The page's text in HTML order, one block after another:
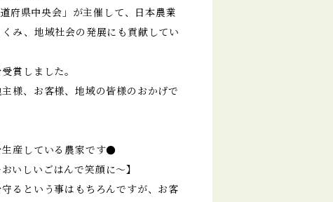
府県中央会」が主催して、日本農業
み、地域社会の発展にも貢献してい
賞しました。
様、お客様、地域の皆様のおかげで
産している農家です●
しいごはんで笑顔に～】
るという事はもちろんですが、お客